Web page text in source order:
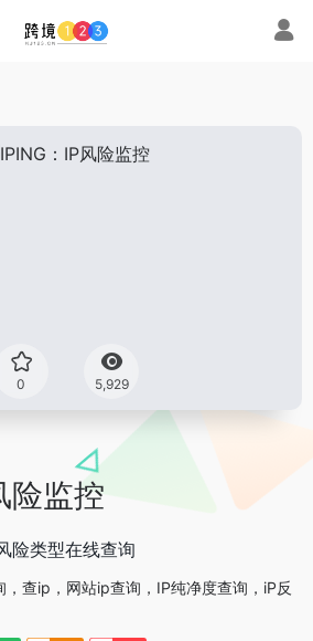
0 5,929
险监控
险类型在线查询
，查ip，网站ip查询，IP纯净度查询，iP反